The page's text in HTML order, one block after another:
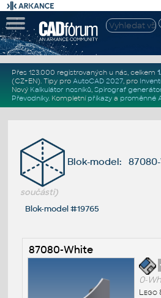
Přes 123.000 registrovaných u nás, celkem
(CZ+EN). Tipy pro AutoCAD 2027, pro
Nový Kalkulátor nosníků, Spirograf
Převodníky. Kompletní příkazya proměnné
Blok-model:
součásti)
Blok-model #19765
87080-White
0-
Lego